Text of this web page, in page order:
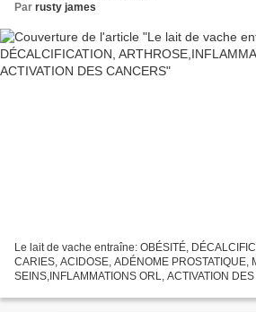
Par rusty james
Le lait de vache entraîne: OBÉSITÉ,
CARIES, ACIDOSE, ADÉNOME PROSTATIQUE,
SEINS,INFLAMMATIONS ORL, ACTIVATION
Raoult,...